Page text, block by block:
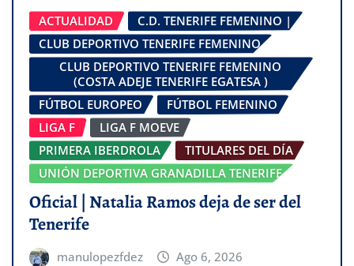
ACTUALIDAD
C.D. TENERIFE FEMENINO |
CLUB DEPORTIVO TENERIFE FEMENINO
CLUB DEPORTIVO TENERIFE FEMENINO
(COSTA ADEJE TENERIFE EGATESA )
FÚTBOL EUROPEO
FÚTBOL FEMENINO
LIGA F
LIGA F MOEVE
PRIMERA IBERDROLA
TITULARES DEL DÍA
UNIÓN DEPORTIVA GRANADILLA TENERIFE
Oficial | Natalia Ramos deja de ser del
Tenerife
manulopezfdez Ago 6, 2026